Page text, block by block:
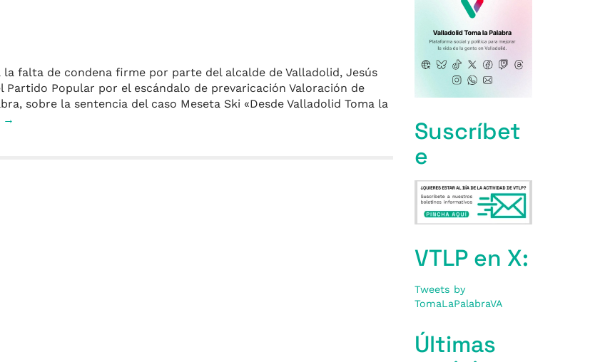
falta de condena firme por parte del alcalde de Valladolid, Jesús
Popular por el escándalo de prevaricación Valoración de
sobre la sentencia del caso Meseta Ski «Desde Valladolid Toma la
→
Suscríbet
e
VTLP en X:
Tweets by
TomaLaPalabraVA
Últimas